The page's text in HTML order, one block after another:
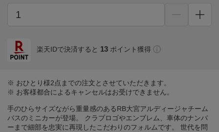
楽天IDで決済すると 13 ポイント獲得
※ おひとり様2点までの注文とさせていただきます。
※ お客様都合によるキャンセルはお受けできません。
手のひらサイズながら重量感のあるRB大宮アルディージャチーム
バスのミニカーが登場。 クラブロゴやエンブレム、車体のナンバ
ーまで細部を忠実に再現したこだわりのフォルムです。 世代を問